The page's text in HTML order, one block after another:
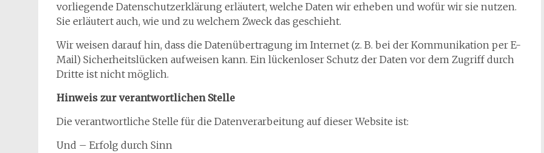
vorliegende Datenschutzerklärung erläutert, welche Daten wir erheben und wofür wir sie nutzen.
Sie erläutert auch, wie und zu welchem Zweck das geschieht.
Wir weisen darauf hin, dass die Datenübertragung im Internet (z. B. bei der Kommunikation per E-
Mail) Sicherheitslücken aufweisen kann. Ein lückenloser Schutz der Daten vor dem Zugriff durch
Dritte ist nicht möglich.
Hinweis zur verantwortlichen Stelle
Die verantwortliche Stelle für die Datenverarbeitung auf dieser Website ist:
Und – Erfolg durch Sinn